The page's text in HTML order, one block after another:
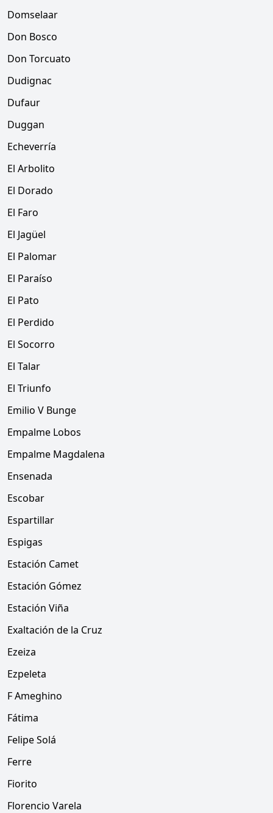
Domselaar
Don Bosco
Don Torcuato
Dudignac
Dufaur
Duggan
Echeverría
El Arbolito
El Dorado
El Faro
El Jagüel
El Palomar
El Paraíso
El Pato
El Perdido
El Socorro
El Talar
El Triunfo
Emilio V Bunge
Empalme Lobos
Empalme Magdalena
Ensenada
Escobar
Espartillar
Espigas
Estación Camet
Estación Gómez
Estación Viña
Exaltación de la Cruz
Ezeiza
Ezpeleta
F Ameghino
Fátima
Felipe Solá
Ferre
Fiorito
Florencio Varela